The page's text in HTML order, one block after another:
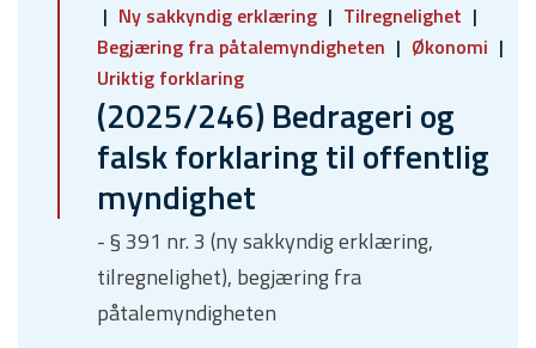
Ny sakkyndig erklæring
Tilregnelighet
Begjæring fra påtalemyndigheten
Økonomi
Uriktig forklaring
(2025/246) Bedrageri og
falsk forklaring til offentlig
myndighet
- § 391 nr. 3 (ny sakkyndig erklæring,
tilregnelighet), begjæring fra
påtalemyndigheten